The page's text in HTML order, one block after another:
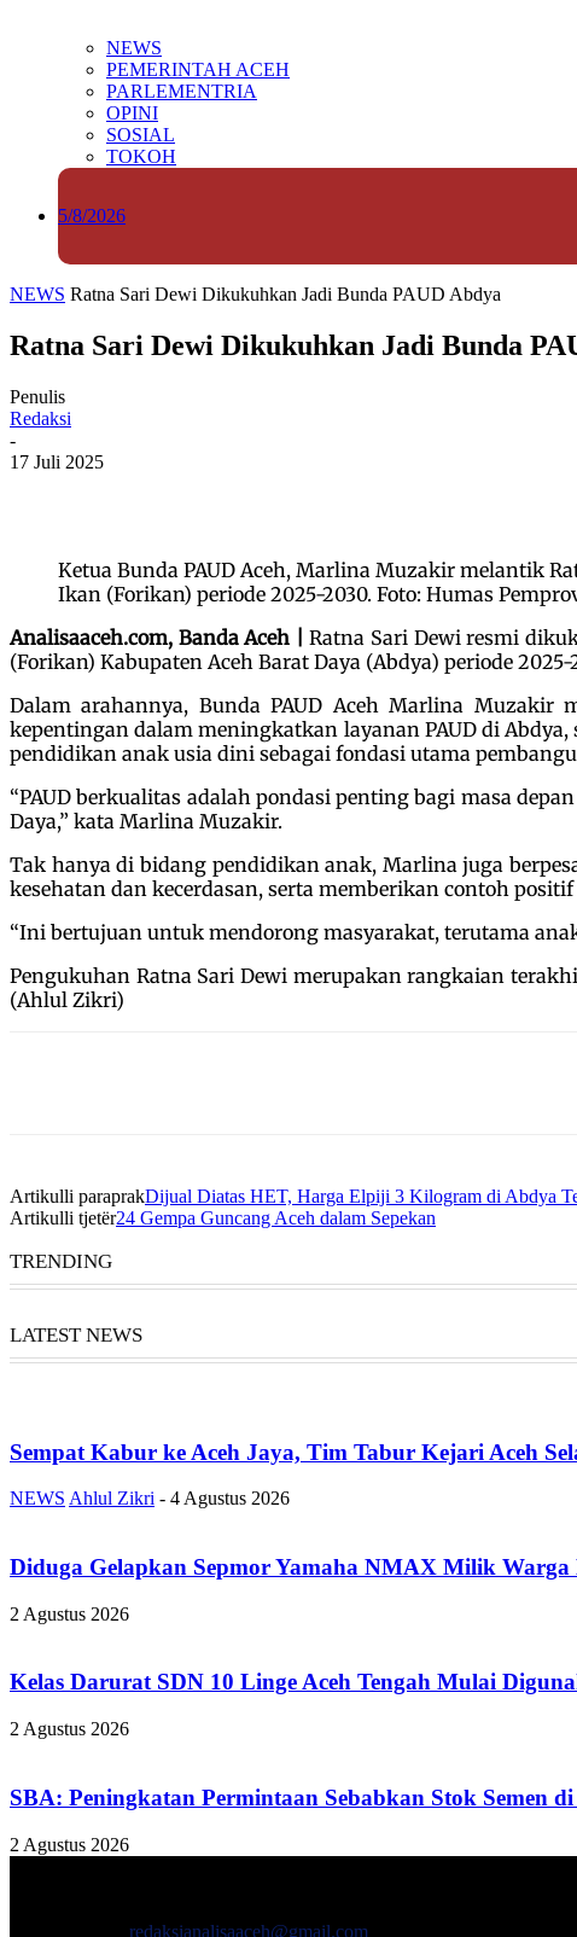
NEWS
PEMERINTAH ACEH
PARLEMENTRIA
OPINI
SOSIAL
TOKOH
5/8/2026
NEWS Ratna Sari Dewi Dikukuhkan Jadi Bunda PAUD Abdya
Ratna Sari Dewi Dikukuhkan Jadi Bunda
Penulis
Redaksi
-
17 Juli 2025
Ketua Bunda PAUD Aceh, Marlina Muzakir melantik
Ikan (Forikan) periode 2025-2030. Foto: Humas
Analisaaceh.com, Banda Aceh |
Ratna Sari Dewi resmi
(Forikan) Kabupaten Aceh Barat Daya (Abdya) periode
Dalam arahannya, Bunda PAUD Aceh Marlina Muzakir
kepentingan dalam meningkatkan layanan PAUD di
pendidikan anak usia dini sebagai fondasi utama
“PAUD berkualitas adalah pondasi penting bagi masa
Daya,” kata Marlina Muzakir.
Tak hanya di bidang pendidikan anak, Marlina juga
kesehatan dan kecerdasan, serta memberikan contoh
“Ini bertujuan untuk mendorong masyarakat, terutama
Pengukuhan Ratna Sari Dewi merupakan rangkaian
(Ahlul Zikri)
Artikulli paraprakDijual Diatas HET, Harga Elpiji 3 Kilogram di Abdya
Artikulli tjetër24 Gempa Guncang Aceh dalam Sepekan
TRENDING
LATEST NEWS
Sempat Kabur ke Aceh Jaya, Tim Tabur Kejari Aceh
NEWS Ahlul Zikri - 4 Agustus 2026
Diduga Gelapkan Sepmor Yamaha NMAX Milik
2 Agustus 2026
Kelas Darurat SDN 10 Linge Aceh Tengah Mulai
2 Agustus 2026
SBA: Peningkatan Permintaan Sebabkan Stok Semen
2 Agustus 2026
redaksianalisaaceh@gmail.com